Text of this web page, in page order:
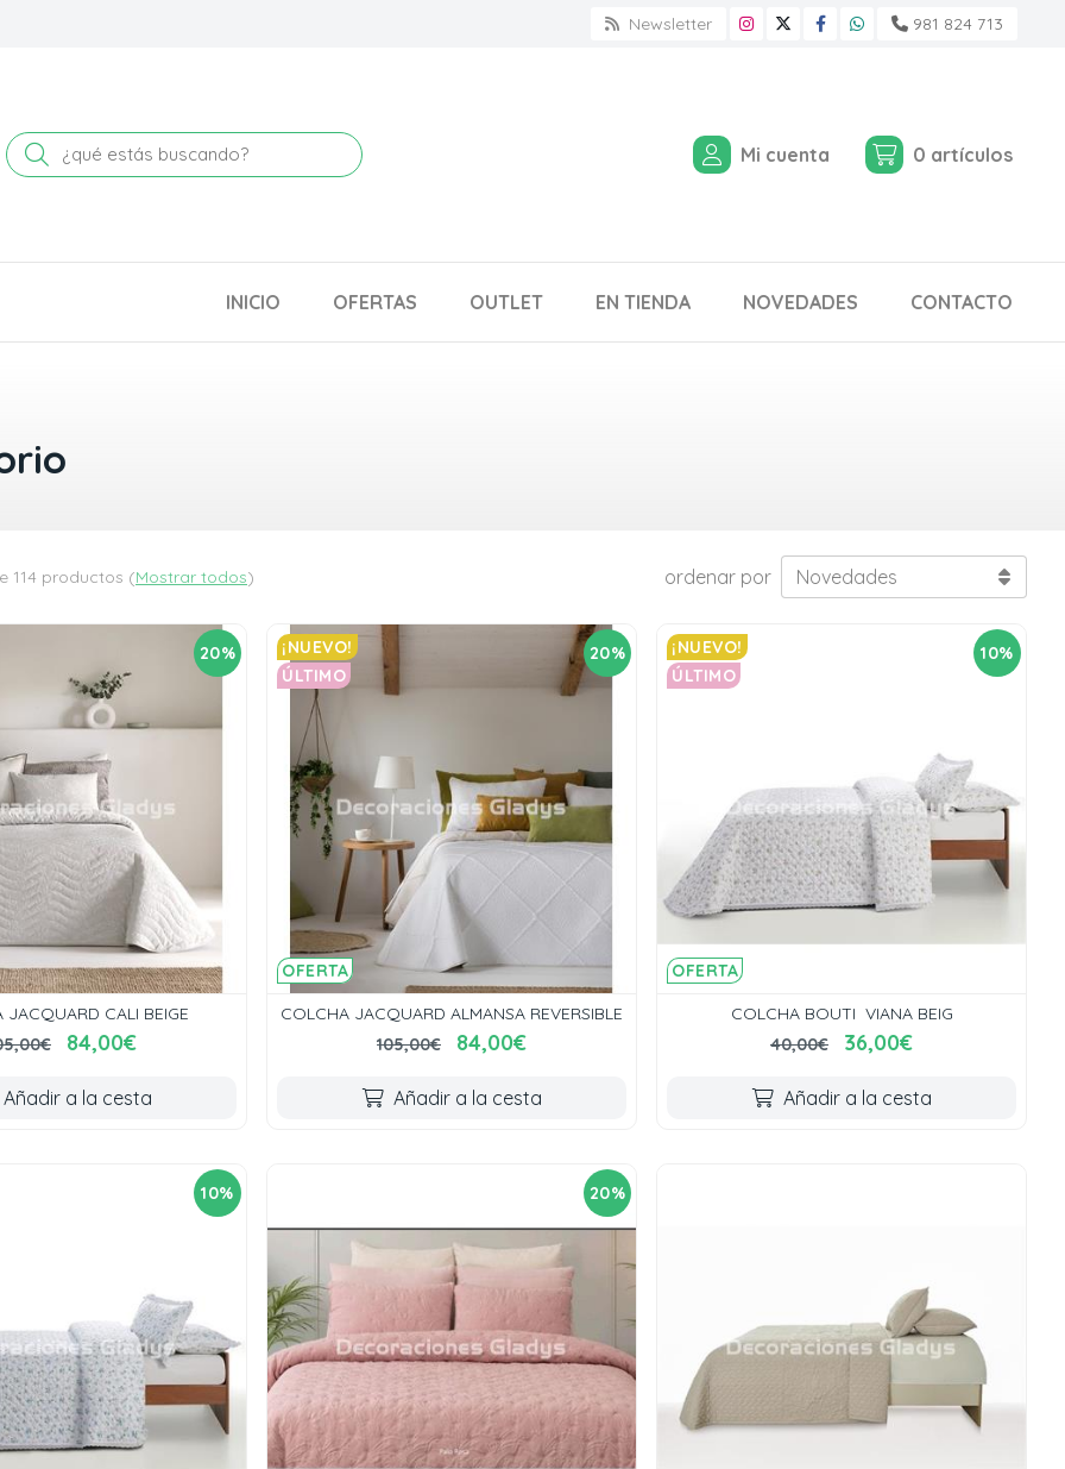
Newsletter 981 824 713
Buscar Mi cuenta 0 artículos
INICIO OFERTAS OUTLET EN TIENDA NOVEDADES CONTACTO
114 productos (Mostrar todos) ordenar por
20%
JACQUARD CALI BEIGE
84,00€
Añadir a la cesta
20%
OFERTA
¡NUEVO!
ÚLTIMO
COLCHA JACQUARD ALMANSA REVERSIBLE
105,00€
84,00€
Añadir a la cesta
10%
OFERTA
¡NUEVO!
ÚLTIMO
COLCHA BOUTI VIANA BEIG
40,00€
36,00€
Añadir a la cesta
10% 20%